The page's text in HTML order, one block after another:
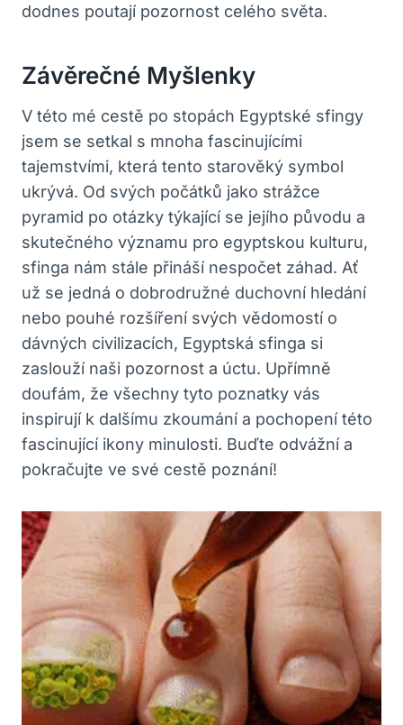
dodnes poutají pozornost celého světa.
Závěrečné Myšlenky
V této mé cestě po stopách Egyptské sfingy
jsem se setkal s mnoha fascinujícími
tajemstvími, která tento starověký symbol
ukrývá. Od svých počátků jako strážce
pyramid po otázky týkající se jejího původu a
skutečného významu pro egyptskou kulturu,
sfinga nám stále přináší nespočet záhad. Ať
už se jedná o dobrodružné duchovní hledání
nebo pouhé rozšíření svých vědomostí o
dávných civilizacích, Egyptská sfinga si
zaslouží naši pozornost a úctu. Upřímně
doufám, že všechny tyto poznatky vás
inspirují k dalšímu zkoumání a pochopení této
fascinující ikony minulosti. Buďte odvážní a
pokračujte ve své cestě poznání!